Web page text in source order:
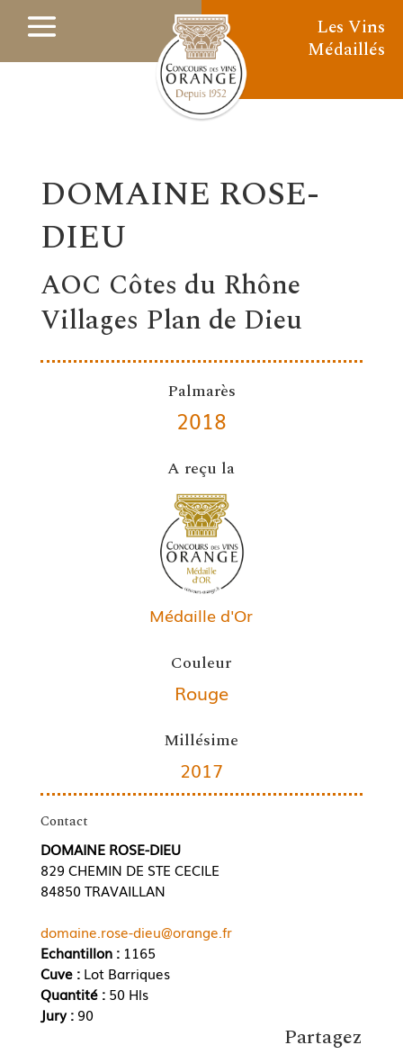
Les Vins
Médaillés
DOMAINE ROSE-
DIEU
AOC Côtes du Rhône
Villages Plan de Dieu
Palmarès
2018
A reçu la
Médaille d'Or
Couleur
Rouge
Millésime
2017
Contact
DOMAINE ROSE-DIEU
829 CHEMIN DE STE CECILE
84850 TRAVAILLAN
domaine.rose-dieu@orange.fr
Echantillon :1165
Cuve : Lot Barriques
Quantité : 50 Hls
Jury : 90
Partagez